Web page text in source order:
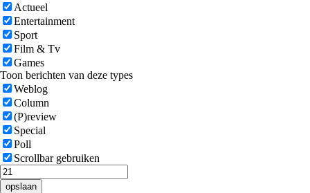
Actueel
Entertainment
Sport
Film & Tv
Games
Toon berichten van deze types
Weblog
Column
(P)review
Special
Poll
Scrollbar gebruiken
opslaan